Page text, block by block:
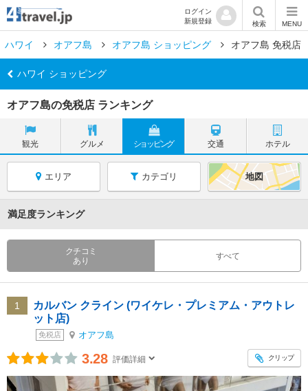
ログイン
新規登録
検索 MENU
ハワイ オアフ島 オアフ島 ショッピング オアフ島 免税店
ハワイ ショッピング
オアフ島の免税店 ランキング
観光 グルメ ショッピング 交通 ホテル
エリア カテゴリ 地図
満足度ランキング
クチコミ
あり
すべて
1
カルバン クライン (ワイケレ・プレミアム・アウトレ
ット店)
免税店 オアフ島
3.28 評価詳細 クリップ